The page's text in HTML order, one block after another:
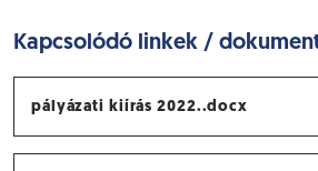
Kapcsolódó linkek /
pályázati kiírás 2022..docx